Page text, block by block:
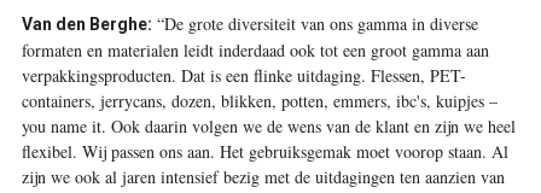
Van den Berghe: “De grote diversiteit van ons gamma in diverse
formaten en materialen leidt inderdaad ook tot een groot gamma aan
verpakkingsproducten. Dat is een flinke uitdaging. Flessen, PET-
containers, jerrycans, dozen, blikken, potten, emmers, ibc's, kuipjes –
you name it. Ook daarin volgen we de wens van de klant en zijn we heel
flexibel. Wij passen ons aan. Het gebruiksgemak moet voorop staan. Al
zijn we ook al jaren intensief bezig met de uitdagingen ten aanzien van